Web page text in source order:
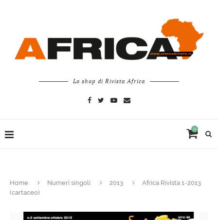
Lo shop di Rivista Africa
0
Home Numeri singoli 2013
Africa Rivista 1-2013
(cartaceo)